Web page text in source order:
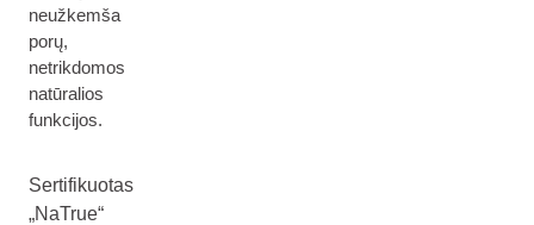
neužkemša
porų,
netrikdomos
natūralios
funkcijos.
Sertifikuotas
„NaTrue“